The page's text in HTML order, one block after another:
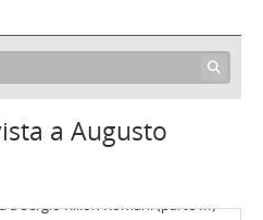
a Augusto
Lucia Hiriart Rodríguez
Sergio Rillón Romani
a Arturo Marín
a Sergio Rillón Romani (parte II)
Augusto Pinochet Ugarte
a Sergio Rillón Romani (parte III)